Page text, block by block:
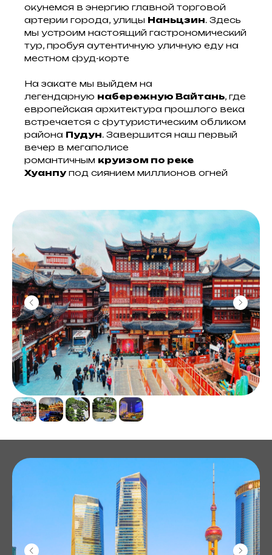
окунемся в энергию главной торговой
артерии города, улицы Наньцзин. Здесь
мы устроим настоящий гастрономический
тур, пробуя аутентичную уличную еду на
местном фуд-корте
На закате мы выйдем на
легендарную набережную Вайтань, где
европейская архитектура прошлого века
встречается с футуристическим обликом
района Пудун. Завершится наш первый
вечер в мегаполисе
романтичным круизом по реке
Хуанпупод сиянием миллионов огней
я даю согласие на обработку
персональных данныхв соответствии с
политикой конфиденциальности
Отправить заявку
Понравился тур, но
все еще
сомневаетесь?
Оставьте заявку
Обсудим детали и ответим на
любые вопросы
Поможем определиться с
билетами, рейсами